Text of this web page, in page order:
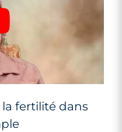
la fertilité dans